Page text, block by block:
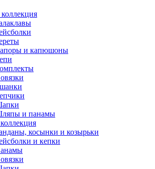
и капюшоны
и панамы
косынки и козырьки
и кепки